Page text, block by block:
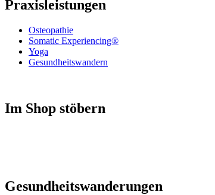
Praxisleistungen
Osteopathie
Somatic Experiencing®
Yoga
Gesundheitswandern
Im Shop stöbern
Gesundheitswanderungen